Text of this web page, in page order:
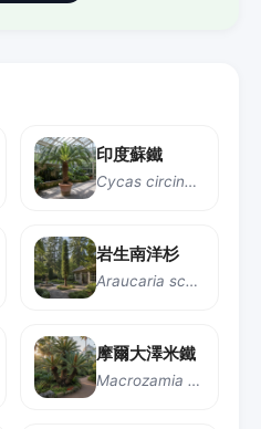
印度蘇鐵
Cycas circinalis
岩生南洋杉
Araucaria scopulorum
摩爾大澤米鐵
Macrozamia moorei